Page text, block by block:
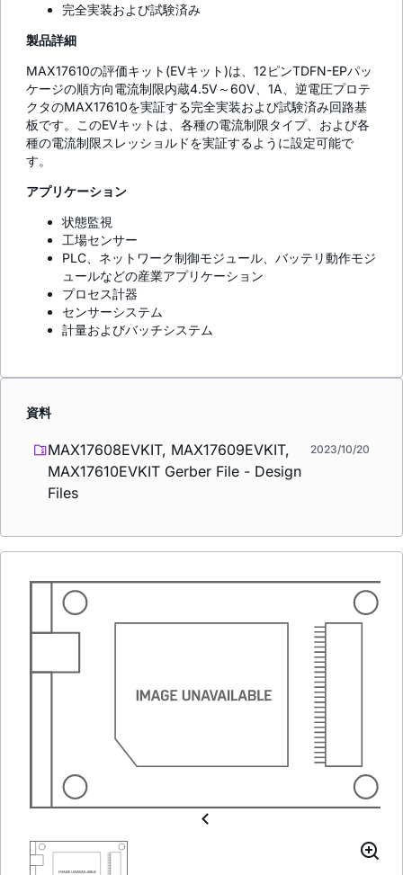
完全実装および試験済み
製品詳細
MAX17610の評価キット(EVキット)は、12ピンTDFN-EPパッ
ケージの順方向電流制限内蔵4.5V～60V、1A、逆電圧プロテ
クタのMAX17610を実証する完全実装および試験済み回路基
板です。このEVキットは、各種の電流制限タイプ、および各
種の電流制限スレッショルドを実証するように設定可能で
す。
アプリケーション
状態監視
工場センサー
PLC、ネットワーク制御モジュール、バッテリ動作モジ
ュールなどの産業アプリケーション
プロセス計器
センサーシステム
計量およびバッチシステム
資料
MAX17608EVKIT, MAX17609EVKIT,
MAX17610EVKIT Gerber File - Design
Files
2023/10/20